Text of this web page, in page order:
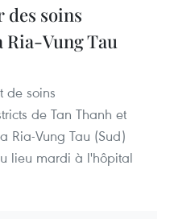
des soins
Ria-Vung Tau
de soins
de Tan Thanh et
Ria-Vung Tau (Sud)
lieu mardi à l'hôpital